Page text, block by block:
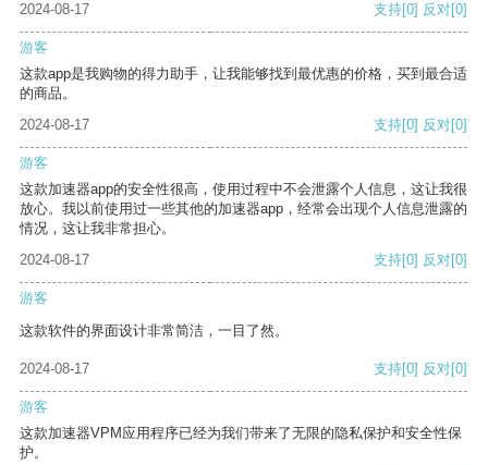
2024-08-17 支持[0] 反对[0]
游客
这款app是我购物的得力助手，让我能够找到最优惠的价格，买到最合适
的商品。
2024-08-17
支持[0] 反对[0]
游客
这款加速器app的安全性很高，使用过程中不会泄露个人信息，这让我很
放心。我以前使用过一些其他的加速器app，经常会出现个人信息泄露的
情况，这让我非常担心。
2024-08-17
支持[0] 反对[0]
游客
这款软件的界面设计非常简洁，一目了然。
2024-08-17 支持[0] 反对[0]
游客
这款加速器VPM应用程序已经为我们带来了无限的隐私保护和安全性保
护。